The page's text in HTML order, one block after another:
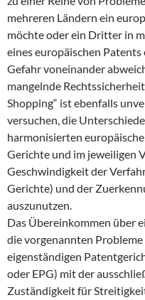
mehreren Ländern ein
möchte oder ein Dritter in
eines europäischen
Gefahr voneinander
mangelnde
Shopping“ ist ebenfalls
versuchen, die
harmonisierten
Gerichte und im jeweiligen
Geschwindigkeit der
Gerichte) und der
auszunutzen.
Das Übereinkommen über
die vorgenannten
eigenständigen
oder EPG) mit der
Zuständigkeit für